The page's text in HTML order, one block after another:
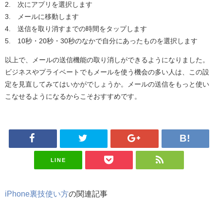
2. 次にアプリを選択します
3. メールに移動します
4. 送信を取り消すまでの時間をタップします
5. 10秒・20秒・30秒のなかで自分にあったものを選択します
以上で、メールの送信機能の取り消しができるようになりました。
ビジネスやプライベートでもメールを使う機会の多い人は、この設
定を見直してみてはいかがでしょうか。メールの送信をもっと使い
こなせるようになるからこそおすすめです。
LINE
iPhone裏技使い方の関連記事